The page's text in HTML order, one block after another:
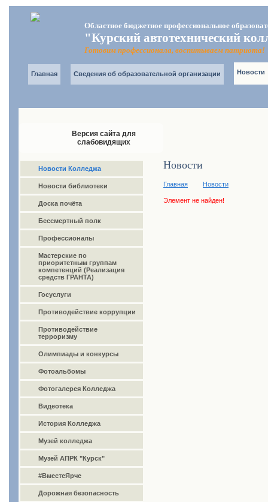
Областное бюджетное профессиональное
"Курский автотехнический
Готовим профессионала, воспитываем патриота!
Главная Сведения об образовательной организации Новости
Версия сайта для
слабовидящих
Новости Колледжа
Новости библиотеки
Доска почёта
Бессмертный полк
Профессионалы
Мастерские по
приоритетным группам
компетенций (Реализация
средств ГРАНТА)
Госуслуги
Противодействие коррупции
Противодействие
терроризму
Олимпиады и конкурсы
Фотоальбомы
Фотогалерея Колледжа
Видеотека
История Колледжа
Музей колледжа
Музей АПРК "Курск"
#ВместеЯрче
Дорожная безопасность
Новости
Главная Новости
Элемент не найден!